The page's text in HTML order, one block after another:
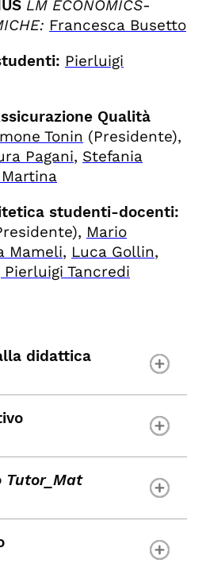
LM ECONOMICS-
Francesca Busetto
: Pierluigi
Qualità
Tonin (Presidente),
Pagani, Stefania
studenti-docenti:
Mario
Mameli, Luca Gollin,
Tancredi
didattica
Tutor_Mat